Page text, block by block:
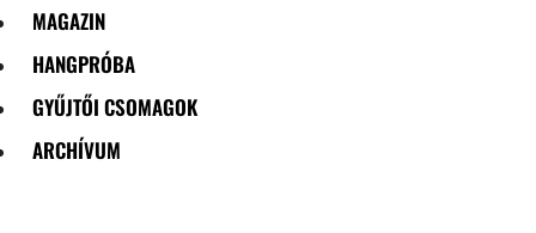
MAGAZIN
HANGPRÓBA
GYŰJTŐI CSOMAGOK
ARCHÍVUM